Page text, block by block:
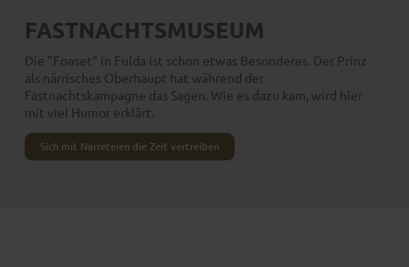
FASTNACHTS­MUSEUM
Die "Foaset" in Fulda ist schon etwas Besonderes. Der Prinz
als närrisches Oberhaupt hat während der
Fastnachtskampagne das Sagen. Wie es dazu kam, wird hier
mit viel Humor erklärt.
Sich mit Narreteien die Zeit vertreiben